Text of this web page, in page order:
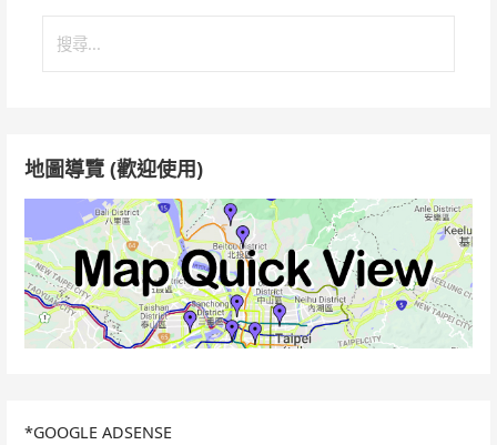
地圖導覽 (歡迎使用)
*GOOGLE ADSENSE